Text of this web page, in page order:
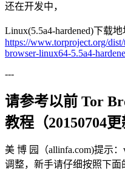
还在开发中，
Linux(5.5a4-hardened)下载地
https://www.torproject.org/
browser-linux64-5.5a4-
---
请参考以前 Tor
教程（20150704更
美 博 园（allinfa.com)提示
调整，新手请仔细按照下面